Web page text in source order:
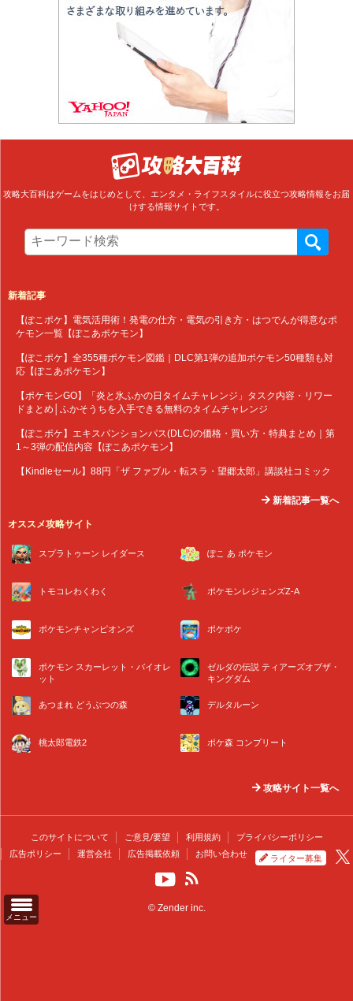
メニュー
攻略大百科はゲームをはじめとして、エンタメ・ライフスタイルに役立つ攻略情報をお届
けする情報サイトです。
新着記事
【ぽこポケ】電気活用術！発電の仕方・電気の引き方・はつでんが得意なポ
ケモン一覧【ぽこあポケモン】
【ぽこポケ】全355種ポケモン図鑑｜DLC第1弾の追加ポケモン50種類も対
応【ぽこあポケモン】
【ポケモンGO】「炎と氷ふかの日タイムチャレンジ」タスク内容・リワー
ドまとめ│ふかそうちを入手できる無料のタイムチャレンジ
【ぽこポケ】エキスパンションパス(DLC)の価格・買い方・特典まとめ｜第
1～3弾の配信内容【ぽこあポケモン】
【Kindleセール】88円「ザ ファブル・転スラ・望郷太郎」講談社コミック
新着記事一覧へ
オススメ攻略サイト
スプラトゥーン レイダース ぽこ あ ポケモン
トモコレわくわく ポケモンレジェンズZ-A
ポケモンチャンピオンズ ポケポケ
ポケモン スカーレット・バイオレ
ット
ゼルダの伝説 ティアーズオブザ・
キングダム
あつまれ どうぶつの森 デルタルーン
桃太郎電鉄2 ポケ森 コンプリート
攻略サイト一覧へ
このサイトについて ご意見/要望 利用規約
プライバシーポリシー
広告ポリシー
運営会社 広告掲載依頼 お問い合わせ ライター募集
© Zender inc.